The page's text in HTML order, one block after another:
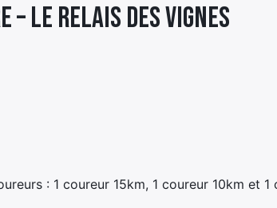
RELAIS DES VIGNES
: 1 coureur 15km, 1 coureur 10km et